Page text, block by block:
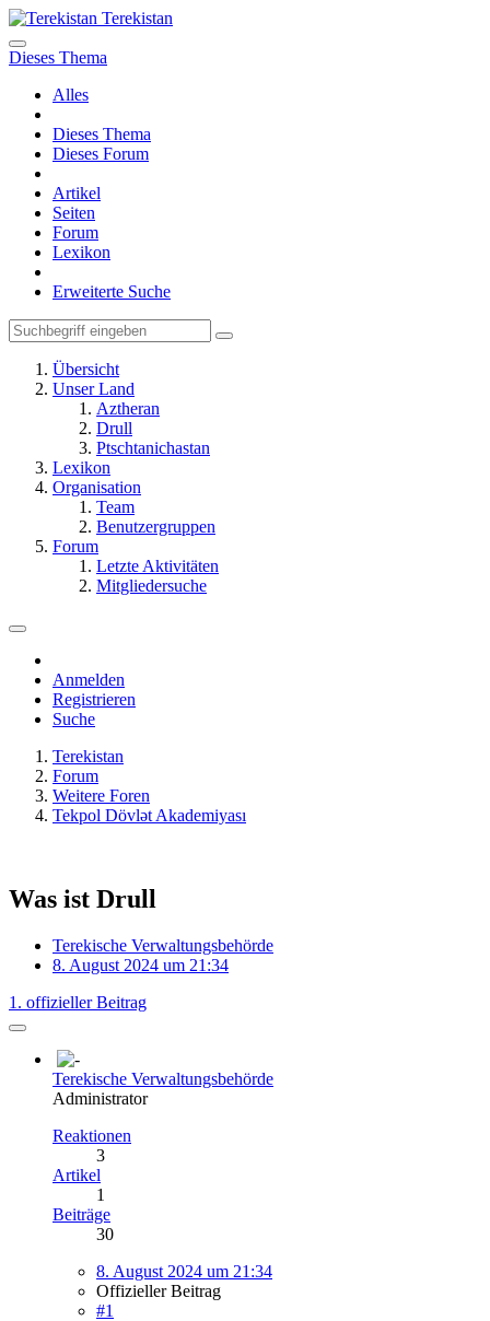
Terekistan
Dieses Thema
Alles
Dieses Thema
Dieses Forum
Artikel
Seiten
Forum
Lexikon
Erweiterte Suche
Übersicht
Unser Land
Aztheran
Drull
Ptschtanichastan
Lexikon
Organisation
Team
Benutzergruppen
Forum
Letzte Aktivitäten
Mitgliedersuche
Anmelden
Registrieren
Suche
Terekistan
Forum
Weitere Foren
Tekpol Dövlət Akademiyası
Was ist Drull
Terekische Verwaltungsbehörde
8. August 2024 um 21:34
1. offizieller Beitrag
Terekische Verwaltungsbehörde
Administrator
Reaktionen
3
Artikel
1
Beiträge
30
8. August 2024 um 21:34
Offizieller Beitrag
#1